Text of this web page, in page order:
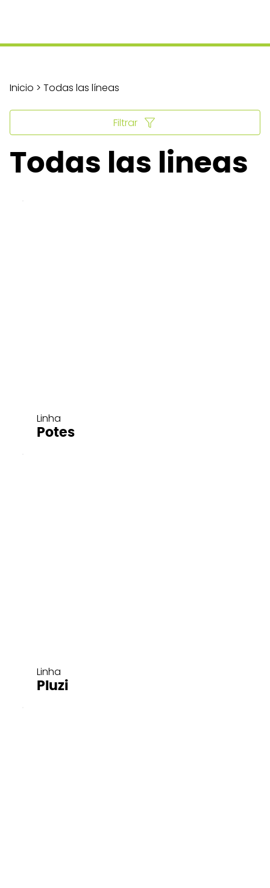
Linha
Potes
Linha
Pluzi
Todas las lineas
Inicio > Todas las líneas
Filtrar